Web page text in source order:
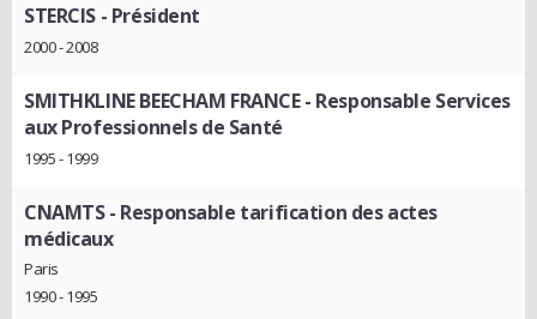
STERCIS - Président
2000 - 2008
SMITHKLINE BEECHAM FRANCE- Responsable Services
aux Professionnels de Santé
1995 - 1999
CNAMTS- Responsable tarification des actes
médicaux
Paris
1990 - 1995